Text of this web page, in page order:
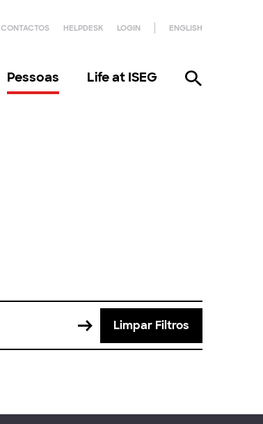
CONTACTOS HELPDESK LOGIN ENGLISH
Pessoas Life at ISEG
Limpar Filtros